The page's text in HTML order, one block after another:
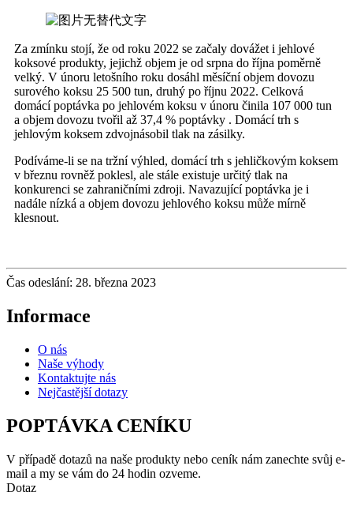
Za zmínku stojí, že od roku 2022 se začaly dovážet i jehlové
koksové produkty, jejichž objem je od srpna do října poměrně
velký. V únoru letošního roku dosáhl měsíční objem dovozu
surového koksu 25 500 tun, druhý po říjnu 2022. Celková
domácí poptávka po jehlovém koksu v únoru činila 107 000 tun
a objem dovozu tvořil až 37,4 % poptávky . Domácí trh s
jehlovým koksem zdvojnásobil tlak na zásilky.
Podíváme-li se na tržní výhled, domácí trh s jehličkovým koksem
v březnu rovněž poklesl, ale stále existuje určitý tlak na
konkurenci se zahraničními zdroji. Navazující poptávka je i
nadále nízká a objem dovozu jehlového koksu může mírně
klesnout.
Čas odeslání: 28. března 2023
Informace
O nás
Naše výhody
Kontaktujte nás
Nejčastější dotazy
POPTÁVKA CENÍKU
V případě dotazů na naše produkty nebo ceník nám zanechte svůj e-
mail a my se vám do 24 hodin ozveme.
Dotaz